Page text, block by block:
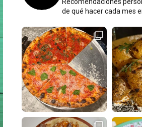
Recomendaciones
de qué hacer cada mes